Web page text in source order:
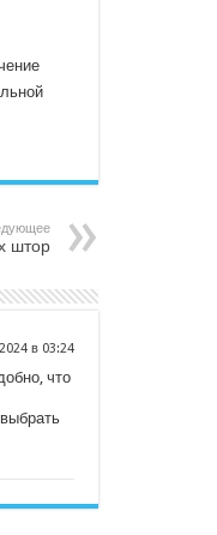
штор
в 03:24
что